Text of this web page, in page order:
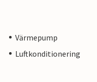
Värmepump
Luftkonditionering